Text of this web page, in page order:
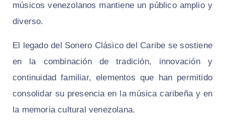
músicos venezolanos mantiene un público amplio y
diverso.
El legado del Sonero Clásico del Caribe se sostiene
en la combinación de tradición, innovación y
continuidad familiar, elementos que han permitido
consolidar su presencia en la música caribeña y en
la memoria cultural venezolana.